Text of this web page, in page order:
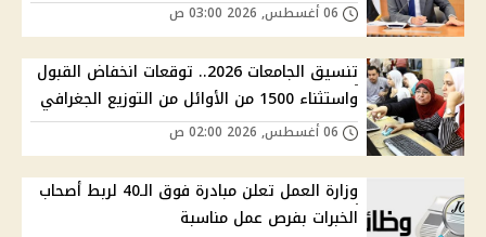
تنسيق الجامعات 2026.. توقعات انخفاض القبول
واستثناء 1500 من الأوائل من التوزيع الجغرافي
وزارة العمل تعلن مبادرة فوق الـ40 لربط أصحاب
الخبرات بفرص عمل مناسبة